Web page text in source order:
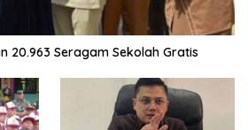
20.963 Seragam Sekolah Gratis